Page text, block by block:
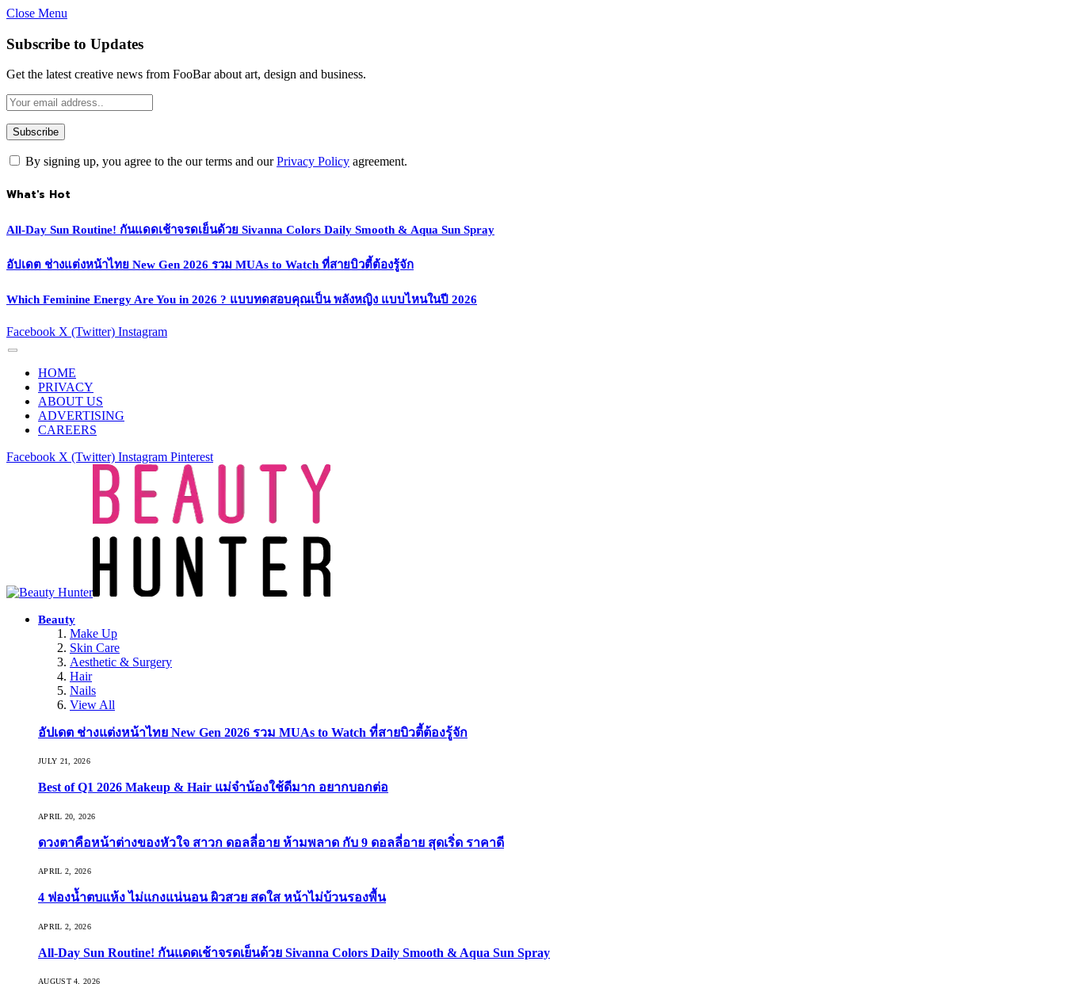
Close Menu
Subscribe to Updates
Get the latest creative news from FooBar about art, design and business.
By signing up, you agree to the our terms and ourPrivacy Policy agreement.
What's Hot
All-Day Sun Routine! กันแดดเช้าจรดเย็นด้วย Sivanna Colors Daily Smooth & Aqua Sun Spray
อัปเดต ช่างแต่งหน้าไทย New Gen 2026 รวม MUAs to Watch ที่สายบิวตี้ต้องรู้จัก
Which Feminine Energy Are You in 2026 ? แบบทดสอบคุณเป็น พลังหญิง แบบไหนในปี 2026
Facebook X (Twitter) Instagram
HOME
PRIVACY
ABOUT US
ADVERTISING
CAREERS
Facebook X (Twitter) Instagram Pinterest
Beauty
Make Up
Skin Care
Aesthetic & Surgery
Hair
Nails
View All
อัปเดต ช่างแต่งหน้าไทย New Gen 2026 รวม MUAs to Watch ที่สายบิวตี้ต้องรู้จัก
JULY 21, 2026
Best of Q1 2026 Makeup & Hair แม่จ๋าน้องใช้ดีมาก อยากบอกต่อ
APRIL 20, 2026
ดวงตาคือหน้าต่างของหัวใจ สาวก ดอลลี่อาย ห้ามพลาด กับ 9 ดอลลี่อาย สุดเริ่ด ราคาดี
APRIL 2, 2026
4 ฟองน้ำตบแห้ง ไม่แกงแน่นอน ผิวสวย สดใส หน้าไม่บ้วนรองพื้น
APRIL 2, 2026
All-Day Sun Routine! กันแดดเช้าจรดเย็นด้วย Sivanna Colors Daily Smooth & Aqua Sun Spray
AUGUST 4, 2026